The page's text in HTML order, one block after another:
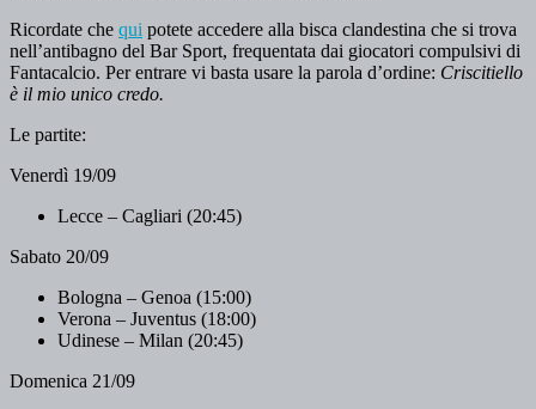
Ricordate che qui potete accedere alla bisca clandestina che si trova
nell’antibagno del Bar Sport, frequentata dai giocatori compulsivi di
Fantacalcio. Per entrare vi basta usare la parola d’ordine: Criscitiello
è il mio unico credo.
Le partite:
Venerdì 19/09
Lecce – Cagliari (20:45)
Sabato 20/09
Bologna – Genoa (15:00)
Verona – Juventus (18:00)
Udinese – Milan (20:45)
Domenica 21/09